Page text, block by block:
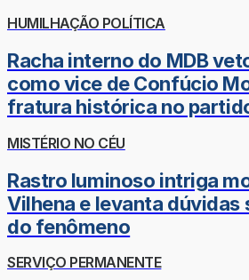
HUMILHAÇÃO POLÍTICA
Racha interno do MDB
como vice de Confúcio
fratura histórica no
MISTÉRIO NO CÉU
Rastro luminoso intriga
Vilhena e levanta dúvidas
do fenômeno
SERVIÇO PERMANENTE